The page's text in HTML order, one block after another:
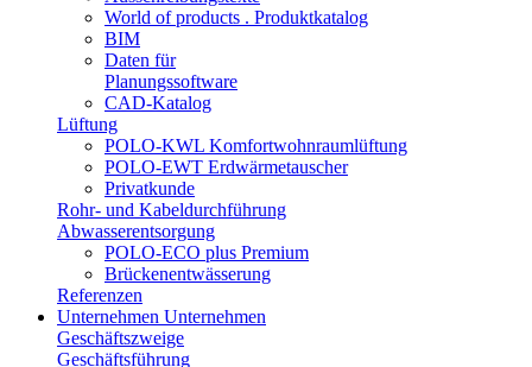
World of products . Produktkatalog
BIM
Daten für
Planungssoftware
CAD-Katalog
Lüftung
POLO-KWL Komfortwohnraumlüftung
POLO-EWT Erdwärmetauscher
Privatkunde
Rohr- und Kabeldurchführung
Abwasserentsorgung
POLO-ECO plus Premium
Brückenentwässerung
Referenzen
Unternehmen Unternehmen
Geschäftszweige
Geschäftsführung